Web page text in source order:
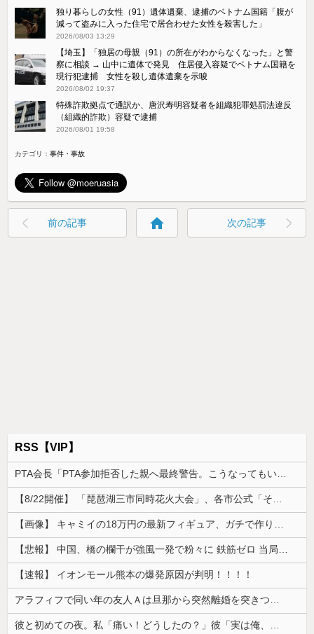
独り暮らしの女性（91）遺体遺棄、逮捕のベトナム国籍「腹が
減って盗みに入った住宅で居合わせた女性を殺害した」
2026/08/03 13:29
【埼玉】「独居の母親（91）の所在がわからなくなった」と警
察に相談 → 山中に遺体で発見 住居侵入容疑でベトナム国籍を
現行犯逮捕 女性を殺し遺体遺棄を示唆
2026/08/02 19:37
特殊詐欺拠点で通訳か、唐沢寿明容疑者を組織犯罪処罰法違反
（組織的詐欺）容疑で逮捕
2026/08/01 19:58
カテゴリ：事件・事故
前の記事 home 次の記事
RSS【VIP】
【速報】 イオンモール熊本の爆発原因が判明！！！！